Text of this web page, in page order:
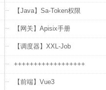
【Java】Sa-Token权限
【网关】Apisix手册
【调度器】XXL-Job
++++++++++++++++++
【前端】Vue3